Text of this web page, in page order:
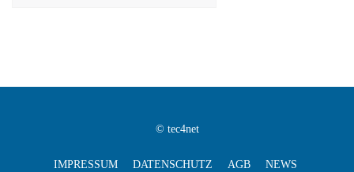
© tec4net
IMPRESSUM DATENSCHUTZ AGB NEWS